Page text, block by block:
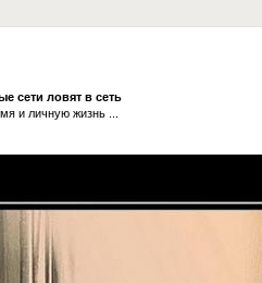
сети ловят в сеть
и личную жизнь ...